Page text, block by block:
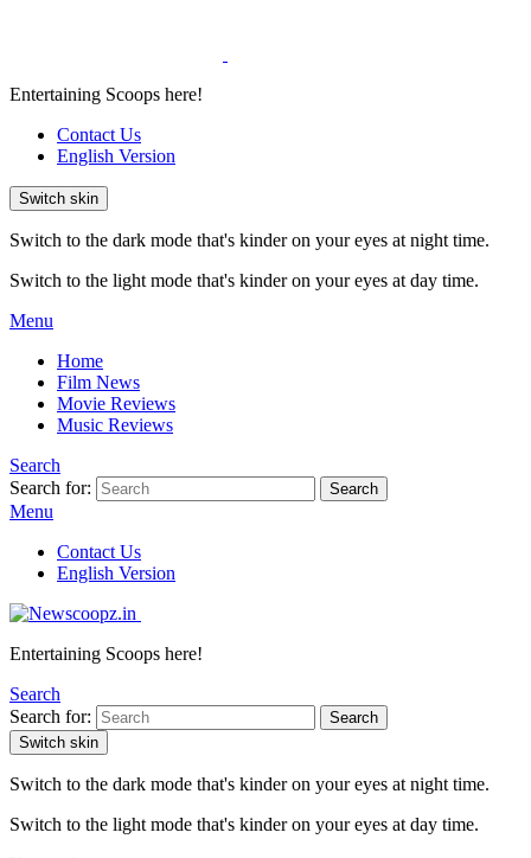
Entertaining Scoops here!
Contact Us
English Version
Switch skin
Switch to the dark mode that's kinder on your eyes at night time.
Switch to the light mode that's kinder on your eyes at day time.
Menu
Home
Film News
Movie Reviews
Music Reviews
Search
Search for:
Search
Menu
Contact Us
English Version
Entertaining Scoops here!
Search
Search for:
Search
Switch skin
Switch to the dark mode that's kinder on your eyes at night time.
Switch to the light mode that's kinder on your eyes at day time.